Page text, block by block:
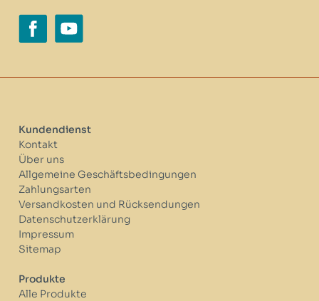
Kundendienst
Kontakt
Über uns
Allgemeine Geschäftsbedingungen
Zahlungsarten
Versandkosten und Rücksendungen
Datenschutzerklärung
Impressum
Sitemap
Produkte
Alle Produkte